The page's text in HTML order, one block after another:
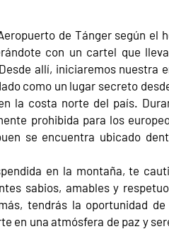
de Tánger según el
con un cartel que
allí, iniciaremos nuestra
como un lugar secreto
la costa norte del país.
prohibida para los
se encuentra ubicado
en la montaña, te
sabios, amables y
tendrás la oportunidad
en una atmósfera de paz y